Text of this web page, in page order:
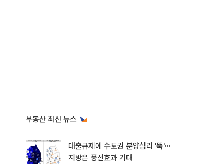
부동산 최신 뉴스
대출규제에 수도권 분양심리 '뚝'⋯
지방은 풍선효과 기대